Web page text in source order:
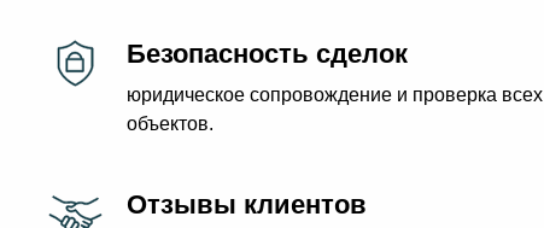
Безопасность сделок
юридическое сопровождение и проверка всех
объектов.
Отзывы клиентов